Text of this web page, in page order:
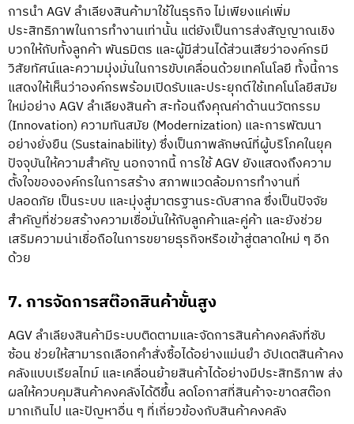
การนำ AGV ลำเลียงสินค้ามาใช้ในธุรกิจ ไม่เพียงแค่เพิ่ม
ประสิทธิภาพในการทำงานเท่านั้น แต่ยังเป็นการส่งสัญญาณเชิง
บวกให้กับทั้งลูกค้า พันธมิตร และผู้มีส่วนได้ส่วนเสียว่าองค์กรมี
วิสัยทัศน์และความมุ่งมั่นในการขับเคลื่อนด้วยเทคโนโลยี ทั้งนี้การ
แสดงให้เห็นว่าองค์กรพร้อมเปิดรับและประยุกต์ใช้เทคโนโลยีสมัย
ใหม่อย่าง AGV ลำเลียงสินค้า สะท้อนถึงคุณค่าด้านนวัตกรรม
(Innovation) ความทันสมัย (Modernization) และการพัฒนา
อย่างยั่งยืน (Sustainability) ซึ่งเป็นภาพลักษณ์ที่ผู้บริโภคในยุค
ปัจจุบันให้ความสำคัญ นอกจากนี้ การใช้ AGV ยังแสดงถึงความ
ตั้งใจขององค์กรในการสร้าง สภาพแวดล้อมการทำงานที่
ปลอดภัย เป็นระบบ และมุ่งสู่มาตรฐานระดับสากล ซึ่งเป็นปัจจัย
สำคัญที่ช่วยสร้างความเชื่อมั่นให้กับลูกค้าและคู่ค้า และยังช่วย
เสริมความน่าเชื่อถือในการขยายธุรกิจหรือเข้าสู่ตลาดใหม่ ๆ อีก
ด้วย
7. การจัดการสต๊อกสินค้าขั้นสูง
AGV ลำเลียงสินค้ามีระบบติดตามและจัดการสินค้าคงคลังที่ซับ
ซ้อน ช่วยให้สามารถเลือกคำสั่งซื้อได้อย่างแม่นยำ อัปเดตสินค้าคง
คลังแบบเรียลไทม์ และเคลื่อนย้ายสินค้าได้อย่างมีประสิทธิภาพ ส่ง
ผลให้ควบคุมสินค้าคงคลังได้ดีขึ้น ลดโอกาสที่สินค้าจะขาดสต๊อก
มากเกินไป และปัญหาอื่น ๆ ที่เกี่ยวข้องกับสินค้าคงคลัง